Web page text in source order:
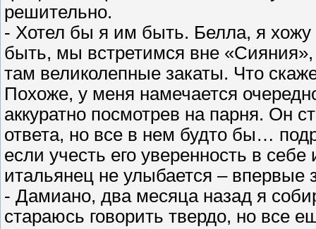
решительно.
- Хотел бы я им быть. Белла, я хожу
быть, мы встретимся вне
там великолепные закаты. Что
Похоже, у меня намечается
аккуратно посмотрев на парня. Он
ответа, но все в нем будто бы…
если учесть его уверенность в
итальянец не улыбается – впервые
- Дамиано, два месяца назад я
стараюсь говорить твердо, но все